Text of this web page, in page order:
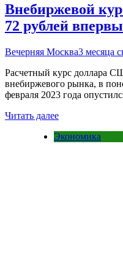
Внебиржевой
72 рублей
Вечерняя Москва3 месяца
Расчетный курс доллара
внебиржевого рынка, в
февраля 2023 года
Читать далее
Экономика